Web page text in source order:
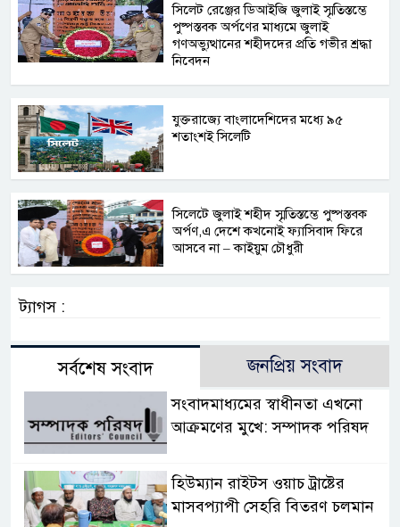
সিলেট রেঞ্জের ডিআইজি জুলাই স্মৃতিস্তম্ভে
পুষ্পস্তবক অর্পণের মাধ্যমে জুলাই
গণঅভ্যুত্থানের শহীদদের প্রতি গভীর শ্রদ্ধা
নিবেদন
যুক্তরাজ্যে বাংলাদেশিদের মধ্যে ৯৫
শতাংশই সিলেটি
সিলেটে জুলাই শহীদ স্মৃতিস্তম্ভে পুষ্পস্তবক
অর্পণ,এ দেশে কখনোই ফ্যাসিবাদ ফিরে
আসবে না – কাইয়ুম চৌধুরী
ট্যাগস :
সর্বশেষ সংবাদ জনপ্রিয় সংবাদ
সংবাদমাধ্যমের স্বাধীনতা এখনো
আক্রমণের মুখে: সম্পাদক পরিষদ
হিউম্যান রাইটস ওয়াচ ট্রাষ্টের
মাসবপ্যাপী সেহরি বিতরণ চলমান